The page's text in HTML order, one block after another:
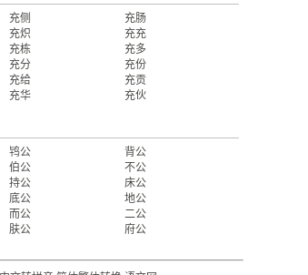
充侧
充肠
充炽
充充
充栋
充多
充分
充份
充给
充贡
充华 充伙
鸨公
背公
伯公
不公
持公
床公
底公
地公
而公
二公
肤公 府公